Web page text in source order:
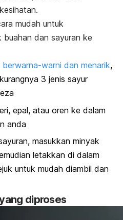
mudah untuk
dan sayuran ke
warni dan menarik,
3 jenis sayur
epal, atau oren ke dalam
anda
masukkan minyak
letakkan di dalam
untuk mudah diambil dan
diproses